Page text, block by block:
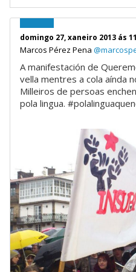
domingo 27, xaneiro 2013 ás
Marcos Pérez Pena
A manifestación de
vella mentres a cola aínda
Milleiros de persoas
pola lingua.